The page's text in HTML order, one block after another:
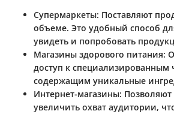
Супермаркеты: Поставляют
объеме. Это удобный способ
увидеть и попробовать
Магазины здорового питания:
доступ к специализированным
содержащим уникальные
Интернет-магазины: Позволяют
увеличить охват аудитории,